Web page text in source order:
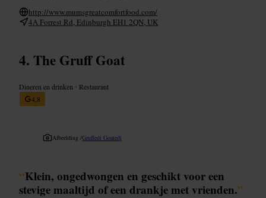
http://www.mumsgreatcomfortfood.com/
4A Forrest Rd, Edinburgh EH1 2QN, UK
The Gruff Goat
Dineren en drinken • Restaurant
4,8
Afbeelding /Gruffedi Goatedi
“Klein, ongedwongen en geschikt voor een
stevige maaltijd of een drankje met vrienden.”